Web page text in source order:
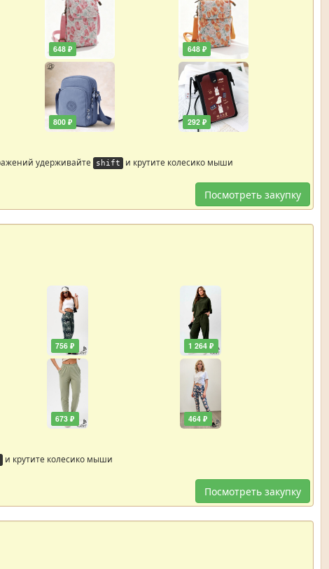
648 ₽
800 ₽
648 ₽
292 ₽
удерживайте shift и крутите колесико мыши
Посмотреть закупку
756 ₽
673 ₽
1 264 ₽
464 ₽
и крутите колесико мыши
Посмотреть закупку